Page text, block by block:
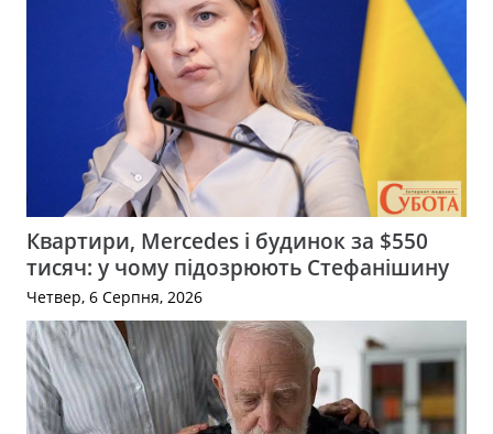
Квартири, Mercedes і будинок за $550
тисяч: у чому підозрюють Стефанішину
Четвер, 6 Серпня, 2026